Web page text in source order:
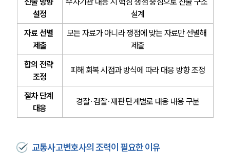
업무분야
음주교통사고대응부 업무
전체
구성원 소개
음주운전·교통사고전문변호사추천
소식/자료
설정
설계
자료 선별
제출
모든 자료가 아니라 쟁점에 맞는 자료만 선별해
제출
합의 전략
조정
피해 회복 시점과 방식에 따라 대응 방향 조정
절차 단계
대응
경찰·검찰·재판 단계별로 대응 내용 구분
교통사고변호사의 조력이 필요한 이유